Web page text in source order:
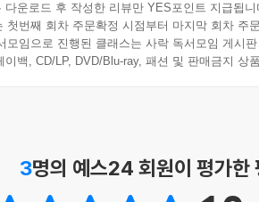
다운로드 후 작성한 리뷰만 YES포인트 지급됩니
첫번째 회차 주문확정 시점부터 마지막 회차 주
모임으로 진행된 클래스는 사락 독서모임 게시
이백, CD/LP, DVD/Blu-ray, 패션 및 판매금지 상
3명의 예스24 회원이 평가한